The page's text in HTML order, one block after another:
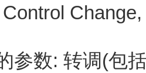
参数: 转调(包